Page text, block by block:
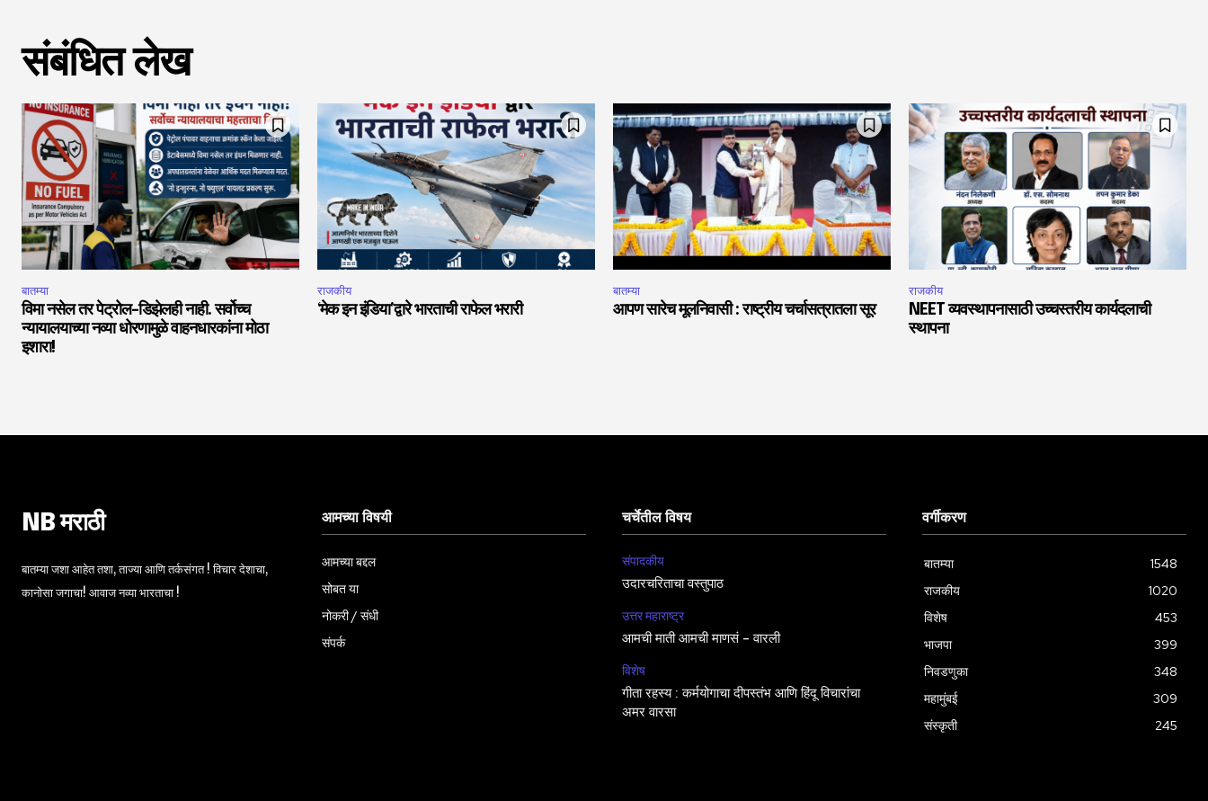
संबंधित लेख
बातम्या
विमा नसेल तर पेट्रोल-डिझेलही नाही. सर्वोच्च
न्यायालयाच्या नव्या धोरणामुळे वाहनधारकांना मोठा
इशारा!
राजकीय
‘मेक इन इंडिया’द्वारे भारताची राफेल भरारी
बातम्या
आपण सारेच मूलनिवासी : राष्ट्रीय चर्चासत्रातला सूर
राजकीय
NEET व्यवस्थापनासाठी उच्चस्तरीय कार्यदलाची
स्थापना
NB मराठी
बातम्या जशा आहेत तशा, ताज्या आणि तर्कसंगत ! विचार देशाचा,
कानोसा जगाचा! आवाज नव्या भारताचा !
आमच्या विषयी
आमच्या बद्दल
सोबत या
नोकरी / संधी
संपर्क
चर्चेतील विषय
संपादकीय
उदारचरिताचा वस्तुपाठ
उत्तर महाराष्ट्र
आमची माती आमची माणसं – वारली
विशेष
गीता रहस्य : कर्मयोगाचा दीपस्तंभ आणि हिंदू विचारांचा
अमर वारसा
वर्गीकरण
बातम्या
1548
राजकीय
1020
विशेष
453
भाजपा
399
निवडणुका
348
महामुंबई
309
संस्कृती
245